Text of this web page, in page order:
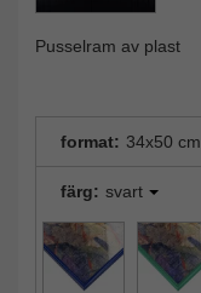
Pusselram av plast
format: 34x50 cm
färg: svart